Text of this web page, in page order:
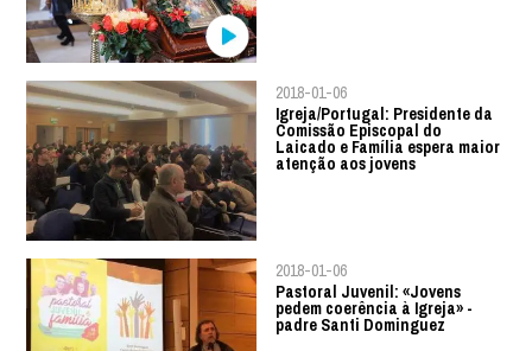
2018-01-06
Igreja/Portugal: Presidente da
Comissão Episcopal do
Laicado e Família espera maior
atenção aos jovens
2018-01-06
Pastoral Juvenil: «Jovens
pedem coerência à Igreja» -
padre Santi Dominguez